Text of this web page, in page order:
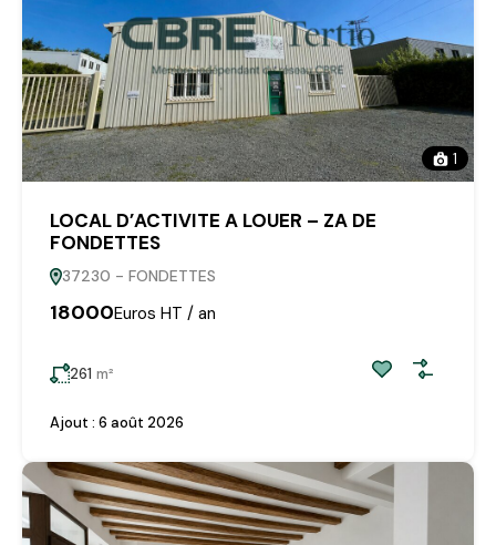
1
LOCAL D’ACTIVITE A LOUER – ZA DE
FONDETTES
37230 - FONDETTES
18000Euros HT / an
261 m²
Ajout : 6 août 2026